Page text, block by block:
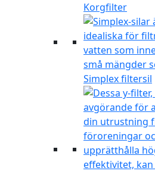
Korgfilter
Simplex filtersil